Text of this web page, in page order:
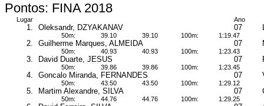
Pontos: FINA 2018
Lugar Ano
1. Oleksandr, DZYAKANAV 07
50m: 39.10 39.10 100m: 1:19.47
2. Guilherme Marques, ALMEIDA 07
50m: 40.93 40.93 100m: 1:23.43
3. David Duarte, JESUS 07
50m: 39.86 39.86 100m: 1:23.45
4. Goncalo Miranda, FERNANDES 07
50m: 43.50 43.50 100m: 1:29.12
5. Martim Alexandre, SILVA 07
50m: 44.76 44.76 100m: 1:29.25